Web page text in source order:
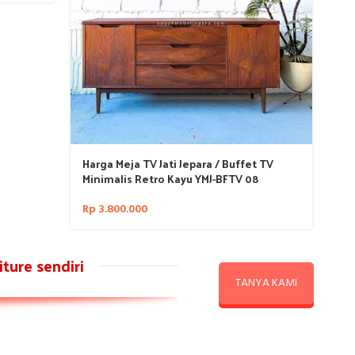
Harga Meja TV Jati Jepara / Buffet TV
Minimalis Retro Kayu YMJ-BFTV 08
Rp 3.800.000
sendiri
TANYA KAMI